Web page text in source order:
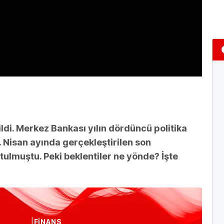
Merkez Bankası yılın dördüncü politika
ayında gerçekleştirilen son
Peki beklentiler ne yönde? İşte
FİNANS